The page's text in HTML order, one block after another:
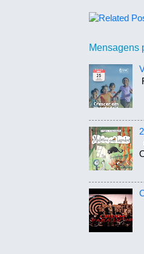
Mensagens